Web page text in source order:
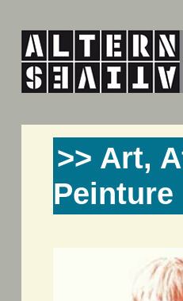
>> Art,
Peinture